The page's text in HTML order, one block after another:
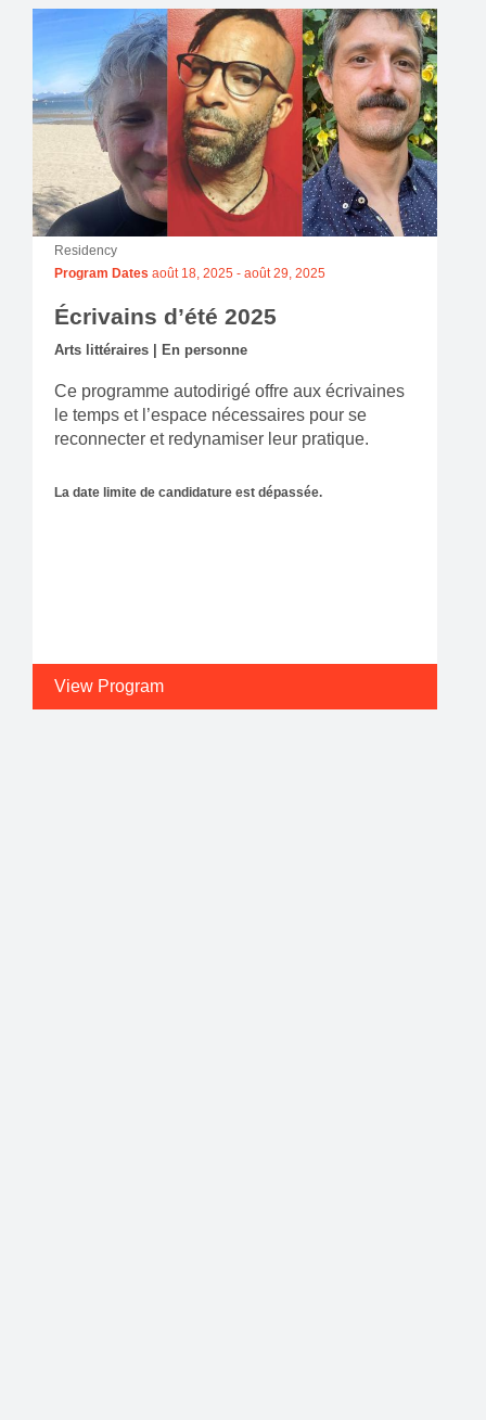
Residency
Program Dates août 18, 2025 - août 29, 2025
Écrivains d’été 2025
Arts littéraires | En personne
Ce programme autodirigé offre aux écrivaines
le temps et l’espace nécessaires pour se
reconnecter et redynamiser leur pratique.
La date limite de candidature est dépassée.
View Program